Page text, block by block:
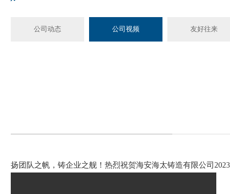
公司动态 公司视频 友好往来
扬团队之帆，铸企业之舰！热烈祝贺海安海太铸造有限公司